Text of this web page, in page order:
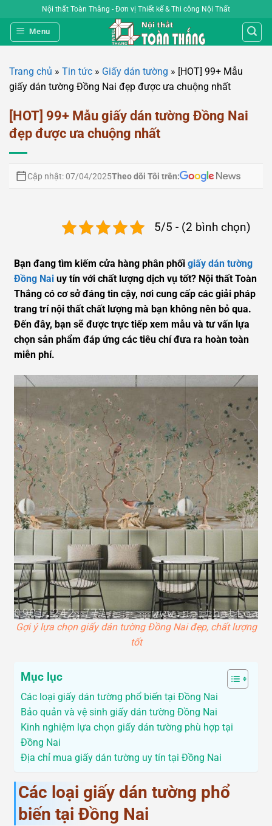
qua
nội
Nội thất Toàn Thắng - Đơn vị Thiết kế & Thi công Nội Thất
Menu
Trang chủ » Tin tức » Giấy dán tường » [HOT] 99+ Mẫu
giấy dán tường Đồng Nai đẹp được ưa chuộng nhất
[HOT] 99+ Mẫu giấy dán tường Đồng Nai
đẹp được ưa chuộng nhất
Cập nhật: 07/04/2025Theo dõi Tôi trên:
5/5 - (2 bình chọn)
Bạn đang tìm kiếm cửa hàng phân phối giấy dán tường
Đồng Nai uy tín với chất lượng dịch vụ tốt? Nội thất Toàn
Thắng có cơ sở đáng tin cậy, nơi cung cấp các giải pháp
trang trí nội thất chất lượng mà bạn không nên bỏ qua.
Đến đây, bạn sẽ được trực tiếp xem mẫu và tư vấn lựa
chọn sản phẩm đáp ứng các tiêu chí đưa ra hoàn toàn
miễn phí.
Gợi ý lựa chọn giấy dán tường Đồng Nai đẹp, chất lượng
tốt
Mục lục
Các loại giấy dán tường phổ biến tại Đồng Nai
Bảo quản và vệ sinh giấy dán tường Đồng Nai
Kinh nghiệm lựa chọn giấy dán tường phù hợp tại
Đồng Nai
Địa chỉ mua giấy dán tường uy tín tại Đồng Nai
Các loại giấy dán tường phổ
biến tại Đồng Nai